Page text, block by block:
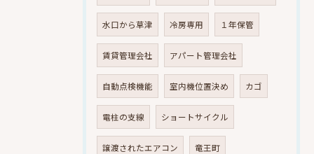
水口から草津 冷房専用 １年保管
賃貸管理会社 アパート管理会社
自動点検機能 室内機位置決め カゴ
電柱の支線 ショートサイクル
譲渡されたエアコン 竜王町